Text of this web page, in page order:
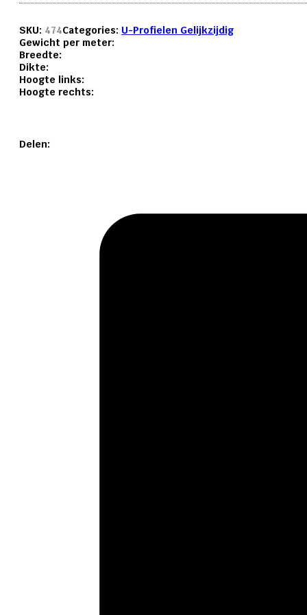
SKU: 474Categories: U-Profielen Gelijkzijdig
Gewicht per meter:
Breedte:
Dikte:
Hoogte links:
Hoogte rechts:
Delen: